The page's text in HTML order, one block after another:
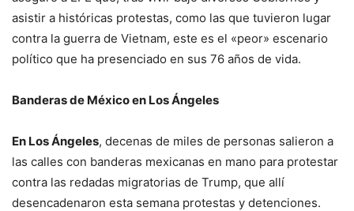
asistir a históricas protestas, como las que tuvieron lugar
contra la guerra de Vietnam, este es el «peor» escenario
político que ha presenciado en sus 76 años de vida.
Banderas de México en Los Ángeles
En Los Ángeles, decenas de miles de personas salieron a
las calles con banderas mexicanas en mano para protestar
contra las redadas migratorias de Trump, que allí
desencadenaron esta semana protestas y detenciones.